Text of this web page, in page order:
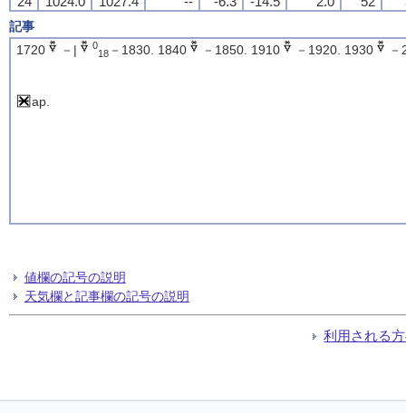
記事
1720
－| 0
18－1830. 1840 －1850. 1910 －1920. 1930
ap.
値欄の記号の説明
天気欄と記事欄の記号の説明
利用される